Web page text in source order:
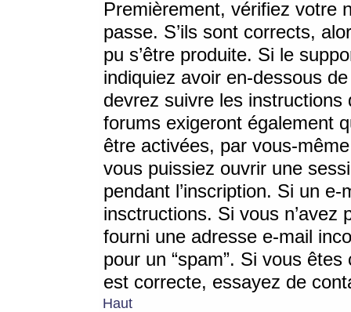
Premièrement, vérifiez votre
passe. S’ils sont corrects,
pu s’être produite. Si le
indiquiez avoir en-dessous
devrez suivre les
forums exigeront également
être activées, par vous-
vous puissiez ouvrir une
pendant l’inscription. Si un
insctructions. Si vous n’avez
fourni une adresse e-mail
pour un “spam”. Si vous
est correcte, essayez de
Haut